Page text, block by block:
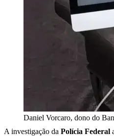
Daniel Vorcaro, dono do
A investigação da Polícia Federal